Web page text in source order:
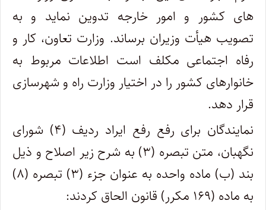
های کشور و امور خارجه تدوین نماید و به
تصویب هیأت وزیران برساند. وزارت تعاون، کار و
رفاه اجتماعی مکلف است اطلاعات مربوط به
خانوارهای کشور را در اختیار وزارت راه و شهرسازی
قرار دهد.
نمایندگان برای رفع رفع ایراد ردیف (۴) شورای
نگهبان، متن تبصره (۳) به شرح زیر اصلاح و ذیل
بند (ب) ماده واحده به عنوان جزء (۳) تبصره (۸)
به ماده (۱۶۹ مکرر) قانون الحاق کردند: